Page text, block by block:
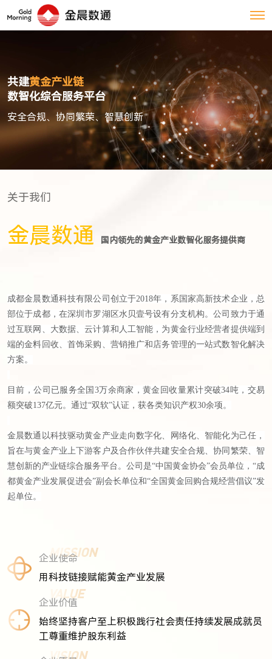
共建黄金产业链
数智化综合服务平台
安全合规、协同繁荣、智慧创新
关于我们
金晨数通 国内领先的黄金产业数智化服务提供商
成都金晨数通科技有限公司创立于2018年，系国家高新技术企业，总
部位于成都，在深圳市罗湖区水贝壹号设有分支机构。公司致力于通
过互联网、大数据、云计算和人工智能，为黄金行业经营者提供端到
端的金料回收、首饰采购、营销推广和店务管理的一站式数智化解决
方案。
目前，公司已服务全国 3万余商家，黄金回收量累计突破34吨，交易
额突破137亿元。通过“双软”认证，获各类知识产权30余项。
金晨数通以科技驱动黄金产业走向数字化、网络化、智能化为己任，
旨在与黄金产业上下游客户及合作伙伴共建安全合规、协同繁荣、智
慧创新的产业链综合服务平台。公司是“中国黄金协会”会员单位，“成
都黄金产业发展促进会”副会长单位和“全国黄金回购合规经营倡议”发
起单位。
企业使命
用科技链接赋能黄金产业发展
MISSION
企业价值
始终坚持客户至上积极践行社会责任持续发展成就员
工尊重维护股东利益
VALUE
VISION